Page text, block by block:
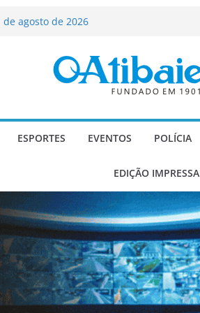
Gomes se apresenta no Cine Itá
de Paulo
– Festa de Bom Jesus dos Perdões
de mosaico do Brasil
ESPORTES EVENTOS POLÍCIA
EDIÇÃO IMPRESSA